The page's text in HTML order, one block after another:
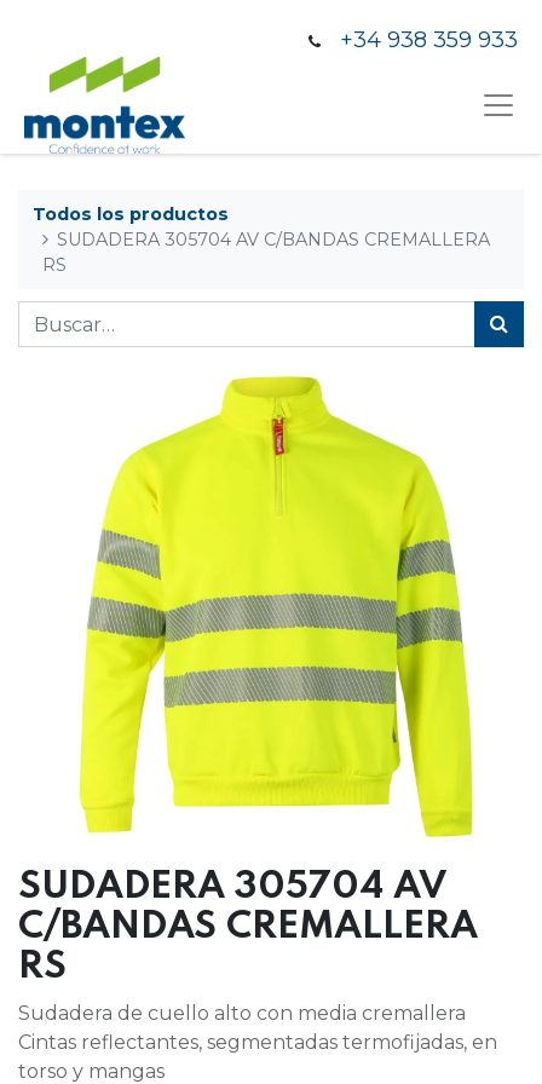
+34 938 359 933
Todos los productos
SUDADERA 305704 AV C/BANDAS CREMALLERA
RS
SUDADERA 305704 AV
C/BANDAS CREMALLERA
RS
Sudadera de cuello alto con media cremallera
Cintas reflectantes, segmentadas termofijadas, en
torso y mangas